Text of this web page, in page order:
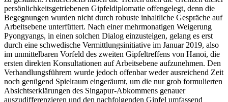
persönlichkeits­getriebenen Gipfeldiplomatie offengelegt, denn die
Begegnungen wurden nicht durch robuste inhaltliche Gespräche auf
Arbeitsebene unterfüttert. Nach einer mehr­monatigen Weigerung
Pyongyangs, in einen solchen Dialog einzusteigen, gelang es erst
durch eine schwedische Vermittlungs­initiative im Januar 2019, also
im unmittelbaren Vorfeld des zweiten Gipfel­treffens von Hanoi, die
ersten direkten Kon­sultationen auf Arbeitsebene aufzunehmen. Den
Verhandlungsführern wurde jedoch offenbar weder ausreichend Zeit
noch ge­nügend Spielraum eingeräumt, um die nur grob formulierten
Absichtserklärungen des Singapur-Abkommens genauer
auszudifferenzieren und den nachfolgenden Gipfel umfassend